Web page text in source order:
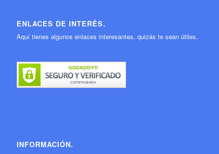
ENLACES DE INTERÉS.
Aquí tienes algunos enlaces interesantes, quizás te sean útiles.
INFORMACIÓN.